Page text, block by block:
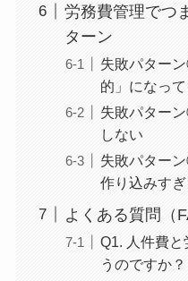
労務費管理でつ
ターン
失敗パター
的」になって
失敗パター
しない
失敗パター
作り込みすぎ
よくある質問（
Q1. 人件費
うのですか？